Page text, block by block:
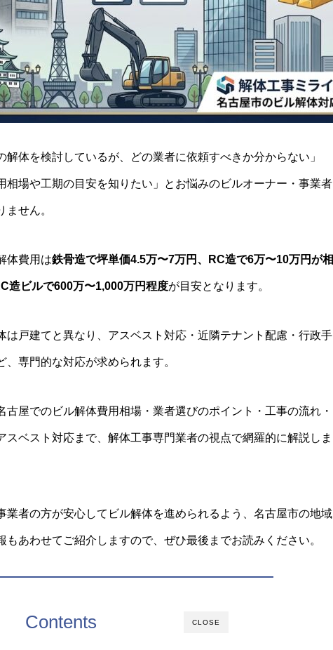
解体を検討しているが、どの業者に依頼すべきか分からない」
相場や工期の目安を知りたい」とお悩みのビルオーナー・事業者
ません。
体費用は鉄骨造で坪単価4.5万〜7万円、RC造で6万〜10万円が相
造ビルで600万〜1,000万円程度が目安となります。
は戸建てと異なり、アスベスト対応・近隣テナント配慮・行政手
、専門的な対応が求められます。
古屋でのビル解体費用相場・業者選びのポイント・工事の流れ・
スベスト対応まで、解体工事専門業者の視点で網羅的に解説しま
業者の方が安心してビル解体を進められるよう、名古屋市の地域
もあわせてご紹介しますので、ぜひ最後までお読みください。
CLOSE
Contents